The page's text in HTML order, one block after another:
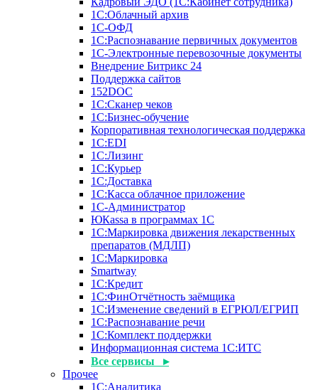
1С:Облачный архив
1С-ОФД
1С:Распознавание первичных документов
1С-Электронные перевозочные документы
Внедрение Битрикс 24
Поддержка сайтов
152DOC
1С:Сканер чеков
1С:Бизнес-обучение
Корпоративная технологическая поддержка
1С:ЕDI
1С:Лизинг
1С:Курьер
1С:Доставка
1С:Касса облачное приложение
1С-Администратор
ЮКаssа в программах 1С
1С:Маркировка движения лекарственных
препаратов (МДЛП)
1С:Маркировка
Smartway
1С:Кредит
1С:ФинОтчётность заёмщика
1С:Изменение сведений в ЕГРЮЛ/ЕГРИП
1С:Распознавание речи
1С:Комплект поддержки
Информационная система 1С:ИТС
Все сервисы ▸
Прочее
1С:Аналитика